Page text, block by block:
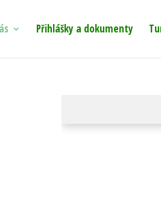
Přihlášky a dokumenty